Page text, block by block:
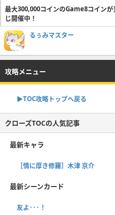
最大300,000コインのGame8コイン
じ開催中！
るぅみマスター
攻略メニュー
▶TOC攻略トップへ戻る
クローズTOCの人気記事
最新キャラ
［情に厚き修羅］木津 京介
最新シーンカード
友よ･･･！